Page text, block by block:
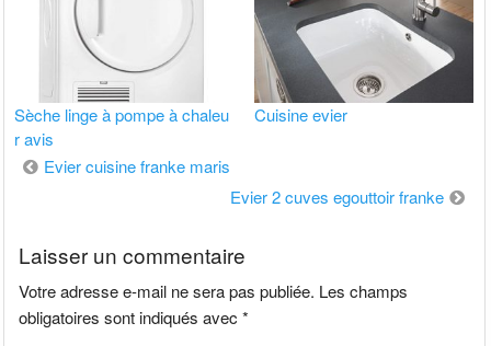
Sèche linge à pompe à chaleu
r avis
Cuisine evier
Navigation
Evier cuisine franke maris
Evier 2 cuves egouttoir franke
Laisser un commentaire
Votre adresse e-mail ne sera pas publiée. Les champs
obligatoires sont indiqués avec*